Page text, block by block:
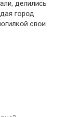
делились
город
свои